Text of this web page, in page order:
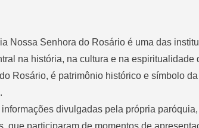
Nossa Senhora do Rosário é uma das
na história, na cultura e na
Rosário, é patrimônio histórico e símbolo
divulgadas pela própria